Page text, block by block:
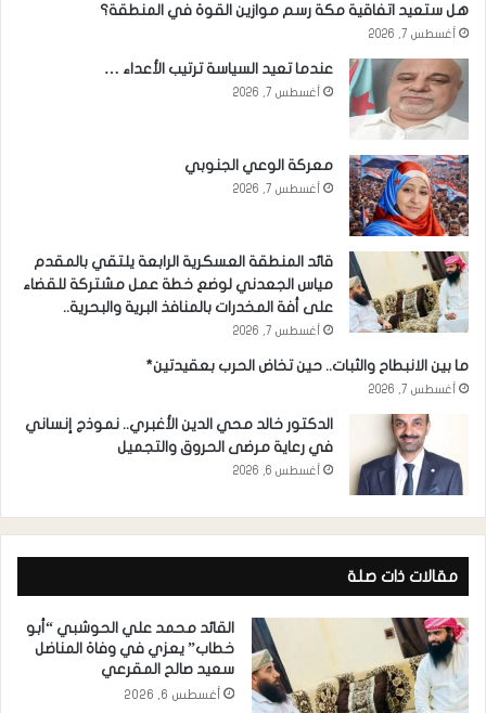
هل ستعيد اتفاقية مكة رسم موازين القوة في المنطقة؟
أغسطس 7, 2026
عندما تعيد السياسة ترتيب الأعداء …
أغسطس 7, 2026
معركة الوعي الجنوبي
أغسطس 7, 2026
قائد المنطقة العسكرية الرابعة يلتقي بالمقدم
مياس الجعدني لوضع خطة عمل مشتركة للقضاء
على أفة المخدرات بالمنافذ البرية والبحرية..
أغسطس 7, 2026
ما بين الانبطاح والثبات.. حين تخاض الحرب بعقيدتين*
أغسطس 7, 2026
الدكتور خالد محي الدين الأغبري.. نموذج إنساني
في رعاية مرضى الحروق والتجميل
أغسطس 6, 2026
مقالات ذات صلة
القائد محمد علي الحوشبي “أبو
خطاب” يعزي في وفاة المناضل
سعيد صالح المقرعي
أغسطس 6, 2026